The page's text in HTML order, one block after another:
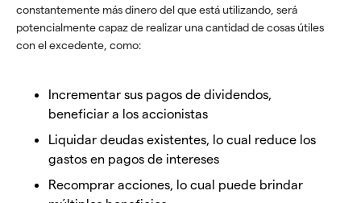
constantemente más dinero del que está utilizando, será
potencialmente capaz de realizar una cantidad de cosas útiles
con el excedente, como:
Incrementar sus pagos de dividendos,
beneficiar a los accionistas
Liquidar deudas existentes, lo cual reduce los
gastos en pagos de intereses
Recomprar acciones, lo cual puede brindar